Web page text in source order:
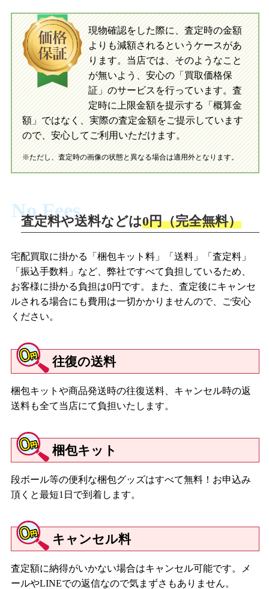
当店に査定したおもちゃがご到着後、ご
指定の口座に即日入金可能です。
買取の流れ 写真の撮影方法
当店に査定したおもちゃがご到着後、ご
指定の口座に即日入金可能です。
初めての方へ LINE査定の流れ 写真の撮影方法
現物確認をした際に、査定時の金額
よりも減額されるというケースがあ
ります。当店では、そのようなこと
が無いよう、安心の「買取価格保
証」のサービスを行っています。査
定時に上限金額を提示する「概算金
額」ではなく、実際の査定金額をご提示しています
ので、安心してご利用いただけます。
※ただし、査定時の画像の状態と異なる場合は適用外となります。
No Fees
査定料や送料などは0円（完全無料）
宅配買取に掛かる「梱包キット料」「送料」「査定料」
「振込手数料」など、弊社ですべて負担しているため、
お客様に掛かる負担は0円です。また、査定後にキャンセ
ルされる場合にも費用は一切かかりませんので、ご安心
ください。
往復の送料
梱包キットや商品発送時の往復送料、キャンセル時の返
送料も全て当店にて負担いたします。
梱包キット
段ボール等の便利な梱包グッズはすべて無料！お申込み
頂くと最短1日で到着します。
キャンセル料
査定額に納得がいかない場合はキャンセル可能です。メ
ールやLINEでの返信なので気まずさもありません。